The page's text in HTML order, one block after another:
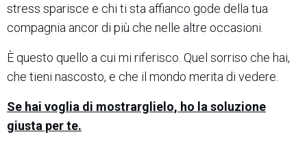
stress sparisce e chi ti sta affianco gode della tua
compagnia ancor di più che nelle altre occasioni.
È questo quello a cui mi riferisco. Quel sorriso che hai,
che tieni nascosto, e che il mondo merita di vedere.
Se hai voglia di mostrarglielo, ho la soluzione
giusta per te.